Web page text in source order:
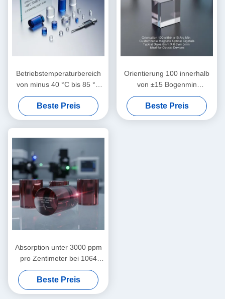
Betriebstemperaturbereich
von minus 40 °C bis 85 °C
magnetisch optische Kristalle
individuell angepasste
typische Größen in mm-
Skala für Präzisionsgeräte
Beste Preis
Orientierung 100 innerhalb
von ±15 Bogenmin
Anpassbare
Magnetooptische Kristalle
Typische Größen 8mm X
Beste Preis
Absorption unter 3000 ppm
pro Zentimeter bei 1064
Nanometern. Magneto-
optische Kristalle mit Mohs-
Härte 8 Punkt 0, ideal für
Beste Preis